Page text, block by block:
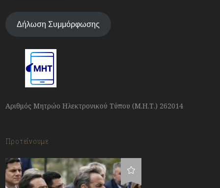
Δήλωση Συμμόρφωσης
Αριθμός Μητρώο Ηλεκτρονικού Τύπου (Μ.Η.Τ.) 262014
Προτείνουμε